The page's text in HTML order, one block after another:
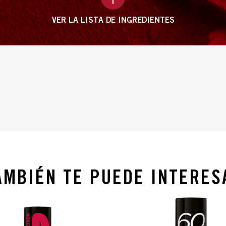
VER LA LISTA DE INGREDIENTES
TE PUEDE